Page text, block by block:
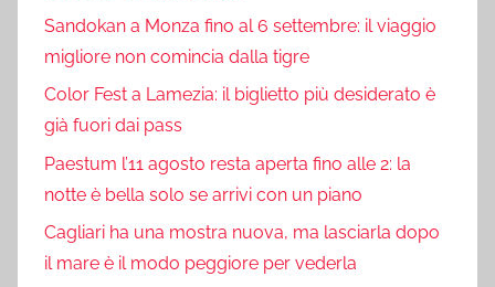
Sandokan a Monza fino al 6 settembre: il viaggio
migliore non comincia dalla tigre
Color Fest a Lamezia: il biglietto più desiderato è
già fuori dai pass
Paestum l’11 agosto resta aperta fino alle 2: la
notte è bella solo se arrivi con un piano
Cagliari ha una mostra nuova, ma lasciarla dopo
il mare è il modo peggiore per vederla